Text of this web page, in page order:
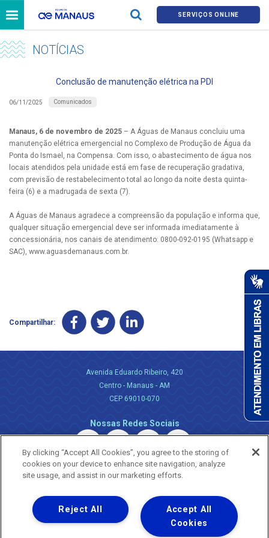
SERVIÇOS ONLINE
NOTÍCIAS
Conclusão de manutenção elétrica na PDI
06/11/2025 Comunicados
Manaus, 6 de novembro de 2025 – A Águas de Manaus concluiu uma
manutenção elétrica emergencial no Complexo de Produção de Água da
Ponta do Ismael, na Compensa. Com isso, o abastecimento de água nos
locais atendidos pela unidade está em fase de recuperação gradativa,
com previsão de restabelecimento total ao longo da noite desta quinta-
feira (6) e a madrugada de sexta (7).
A Águas de Manaus agradece a compreensão da população e informa que,
qualquer situação emergencial deve ser informada imediatamente à
concessionária, nos canais de atendimento: 0800-092-0195 (Whatsapp e
SAC), www.aguasdemanaus.com.br.
Compartilhar:
Avenida Eduardo Ribeiro, 420
Centro - Manaus - AM
CEP 69010-070
Nossas Redes Sociais
Uma empresa
Copyright ® 2026 - Todos os Direitos Reservados.
By clicking “Accept All Cookies”, you agree to the storing of
cookies on your device to enhance site navigation, analyze
site usage, and assist in our marketing efforts.
Accept All
Cookies
Reject All